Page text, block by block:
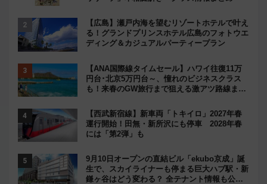
【広島】瀬戸内海を望むリゾートホテルで叶え
る！グランドプリンスホテル広島のフォトウエ
ディング＆カジュアルパーティープラン
【ANA国際線タイムセール】ハワイ往復11万
円台･北京5万円台～、憧れのビジネスクラス
も！来春のGW旅行まで狙える激アツ路線まと
【西武新宿線】新車両「トキイロ」2027年春
運行開始！田無・新所沢にも停車 2028年春
には「第2弾」も
9月10日オープンの直結ビル「ekubo京成」誕
生で、スカイライナーも停まる巨大ハブ駅・新
鎌ヶ谷はどう変わる？ 全テナント情報も公